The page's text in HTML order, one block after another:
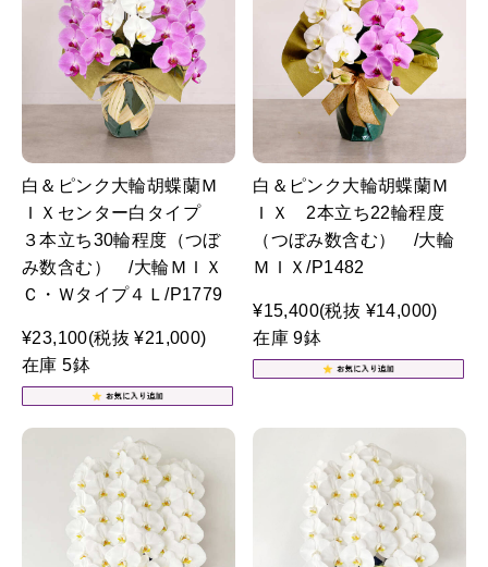
白＆ピンク大輪胡蝶蘭Ｍ
ＩＸセンター白タイプ
３本立ち30輪程度（つぼ
み数含む） /大輪ＭＩＸ
Ｃ・Ｗタイプ４Ｌ/P1779
¥23,100(税抜 ¥21,000)
在庫 5鉢
白＆ピンク大輪胡蝶蘭Ｍ
ＩＸ 2本立ち22輪程度
（つぼみ数含む） /大輪
ＭＩＸ/P1482
¥15,400(税抜 ¥14,000)
在庫 9鉢